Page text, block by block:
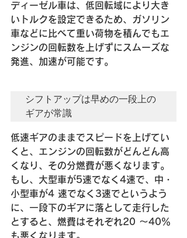
ディーゼル車は、低回転域により大き
いトルクを設定できるため、ガソリン
車などに比べて重い荷物を積んでもエ
ンジンの回転数を上げずにスムーズな
発進、加速が可能です。
シフトアップは早めの一段上の
ギアが常識
低速ギアのままでスピードを上げてい
くと、エンジンの回転数がどんどん高
くなり、その分燃費が悪くなります。
もし、大型車が5速でなく4速で、中・
小型車が4 速でなく3速でというよう
に、一段下のギアに落として走行した
とすると、燃費はそれぞれ20 〜40％
も悪くなります。